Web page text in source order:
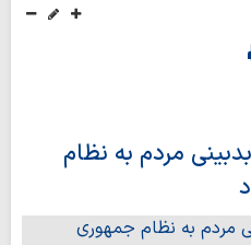
مردم به نظام